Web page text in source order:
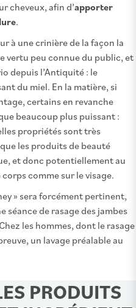
cheveux, afin d’apporter
.
à une crinière de la façon la
vertu peu connue du public, et
depuis l’Antiquité : le
du miel. En la matière, si
certains en revanche
beaucoup plus puissant :
propriétés sont très
les produits de beauté
et donc potentiellement au
comme sur le visage.
» sera forcément pertinent,
de rasage des jambes
les hommes, dont le rasage
un lavage préalable au
PRODUITS